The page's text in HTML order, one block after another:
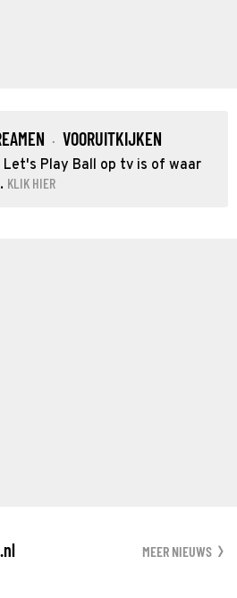
· VOORUITKIJKEN
Play Ball op tv is of waar
KLIK HIER
MEER NIEUWS